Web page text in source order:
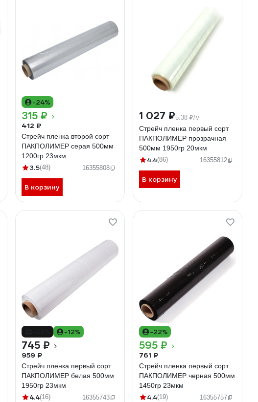
-24%
315 ₽
412 ₽
Стрейч пленка второй сорт
ПАКПОЛИМЕР серая 500мм
1200гр 23мкм
3.5(48) 16355808
В корзину
1 027 ₽5.38 ₽/м
Стрейч пленка первый сорт
ПАКПОЛИМЕР прозрачная
500мм 1950гр 20мкм
4.4(86) 16355812
В корзину
-12%
745 ₽
959 ₽
Стрейч пленка первый сорт
ПАКПОЛИМЕР белая 500мм
1950гр 23мкм
4.4(16) 16355743
-22%
595 ₽
761 ₽
Стрейч пленка первый сорт
ПАКПОЛИМЕР черная 500мм
1450гр 23мкм
4.4(19) 16355757